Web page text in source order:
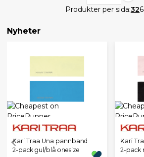
Produkter per sida:32
Nyheter
Kari Traa Una pannband
2-pack gul/blå onesize
Kari
2-pack